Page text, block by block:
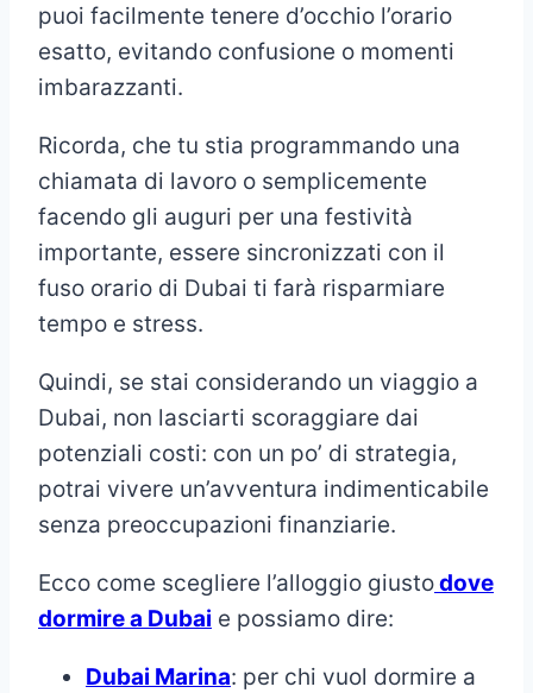
puoi facilmente tenere d’occhio l’orario
esatto, evitando confusione o momenti
imbarazzanti.
Ricorda, che tu stia programmando una
chiamata di lavoro o semplicemente
facendo gli auguri per una festività
importante, essere sincronizzati con il
fuso orario di Dubai ti farà risparmiare
tempo e stress.
Quindi, se stai considerando un viaggio a
Dubai, non lasciarti scoraggiare dai
potenziali costi: con un po’ di strategia,
potrai vivere un’avventura indimenticabile
senza preoccupazioni finanziarie.
Ecco come scegliere l’alloggio giustodove
dormire a Dubai e possiamo dire:
Dubai Marina: per chi vuol dormire a